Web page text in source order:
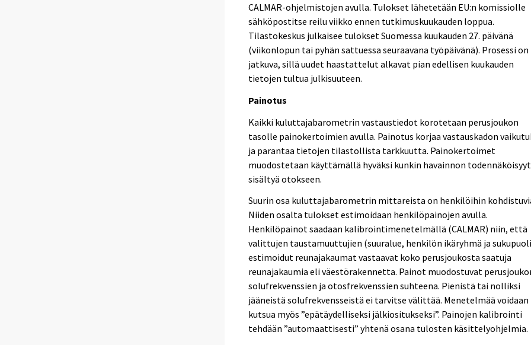
CALMAR-ohjelmistojen avulla. Tulokset lähetetään EU:n komissiolle
sähköpostitse reilu viikko ennen tutkimuskuukauden loppua.
Tilastokeskus julkaisee tulokset Suomessa kuukauden 27. päivänä
(viikonlopun tai pyhän sattuessa seuraavana työpäivänä). Prosessi on
jatkuva, sillä uudet haastattelut alkavat pian edellisen kuukauden
tietojen tultua julkisuuteen.
Painotus
Kaikki kuluttajabarometrin vastaustiedot korotetaan perusjoukon
tasolle painokertoimien avulla. Painotus korjaa vastauskadon
ja parantaa tietojen tilastollista tarkkuutta. Painokertoimet
muodostetaan käyttämällä hyväksi kunkin havainnon
sisältyä otokseen.
Suurin osa kuluttajabarometrin mittareista on henkilöihin
Niiden osalta tulokset estimoidaan henkilöpainojen avulla.
Henkilöpainot saadaan kalibrointimenetelmällä (CALMAR) niin, että
valittujen taustamuuttujien (suuralue, henkilön ikäryhmä ja
estimoidut reunajakaumat vastaavat koko perusjoukosta saatuja
reunajakaumia eli väestörakennetta. Painot muodostuvat
solufrekvenssien ja otosfrekvenssien suhteena. Pienistä tai nolliksi
jääneistä solufrekvensseistä ei tarvitse välittää. Menetelmää voidaan
kutsua myös ”epätäydelliseksi jälkiositukseksi”. Painojen kalibrointi
tehdään ”automaattisesti” yhtenä osana tulosten käsittelyohjelmia.